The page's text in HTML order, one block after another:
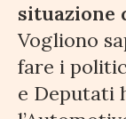
situazione
Vogliono
fare i
e Deputati